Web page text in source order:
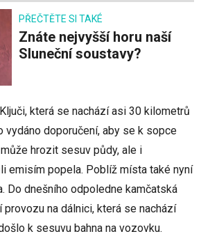
PŘEČTĚTE SI TAKÉ
Znáte nejvyšší horu naší
Sluneční soustavy?
která se nachází asi 30 kilometrů
vydáno doporučení, aby se k sopce
hrozit sesuv půdy, ale i
emisím popela. Poblíž místa také nyní
Do dnešního odpoledne kamčatská
provozu na dálnici, která se nachází
k sesuvu bahna na vozovku.